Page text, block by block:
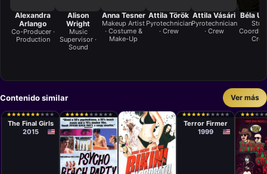
Alexandra
Arlango
Co-Producer ·
Production
Alison
Wright
Music
Supervisor ·
Sound
Anna Tesner
Makeup Artist
· Costume &
Make-Up
Attila Török
Pyrotechnician
· Crew
Attila Vásári
Pyrotechnician
· Crew
Béla
Stunt
Crew
Contenido similar Ver más
★
★★
★★
★★
★★
★★
★★
★★
★ ★
★ ★
★
Todd Strauss-
Schulson
The Final Girls
2015
★
★★
★★
★★
★★
★ ★
★ ★
★ ★
★ ★
★ ★
★ ★
★★
★★
★★
★★
★★
★ ★
★ ★
★ ★
★ ★
★
Lloyd
Kaufman
Terror Firmer
1999
★
★★
★★
★★
★ ★
★